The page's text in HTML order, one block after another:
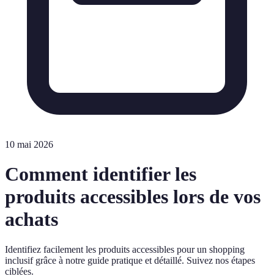
10 mai 2026
Comment identifier les
produits accessibles lors de vos
achats
Identifiez facilement les produits accessibles pour un shopping
inclusif grâce à notre guide pratique et détaillé. Suivez nos étapes
ciblées.